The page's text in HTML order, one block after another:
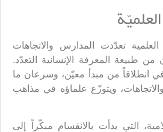
تعدّدت المدارس والاتجاهات
من طبيعة المعرفة الإنسانية التعدّد.
انطلاقاً من مبدأ معيّن، وسرعان ما
ويتوزّع علماؤه في مذاهب
التي بدأت بالانقسام مبكّراً إلى